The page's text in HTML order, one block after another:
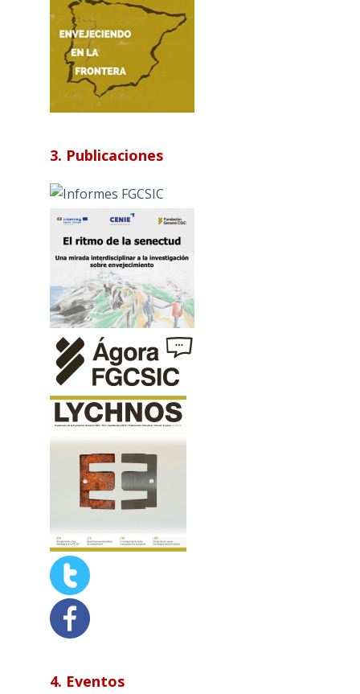
3. Publicaciones
4. Eventos